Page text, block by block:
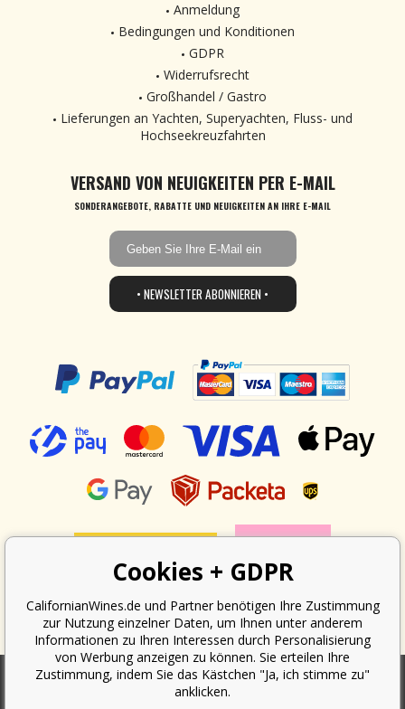
Anmeldung
Bedingungen und Konditionen
GDPR
Widerrufsrecht
Großhandel / Gastro
Lieferungen an Yachten, Superyachten, Fluss- und
Hochseekreuzfahrten
VERSAND VON NEUIGKEITEN PER E-MAIL
SONDERANGEBOTE, RABATTE UND NEUIGKEITEN AN IHRE E-MAIL
• NEWSLETTER ABONNIEREN •
Cookies + GDPR
CalifornianWines.de und Partner benötigen Ihre Zustimmung
zur Nutzung einzelner Daten, um Ihnen unter anderem
Informationen zu Ihren Interessen durch Personalisierung
von Werbung anzeigen zu können. Sie erteilen Ihre
Zustimmung, indem Sie das Kästchen "Ja, ich stimme zu"
anklicken.